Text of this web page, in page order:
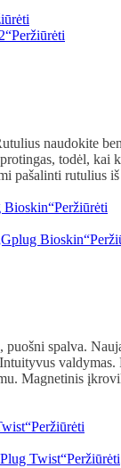
Peržiūrėti
naudokite
todėl,
pašalinti rutulius
Peržiūrėti
puošni spalva.
Magnetinis
Peržiūrėti
Peržiūrėti